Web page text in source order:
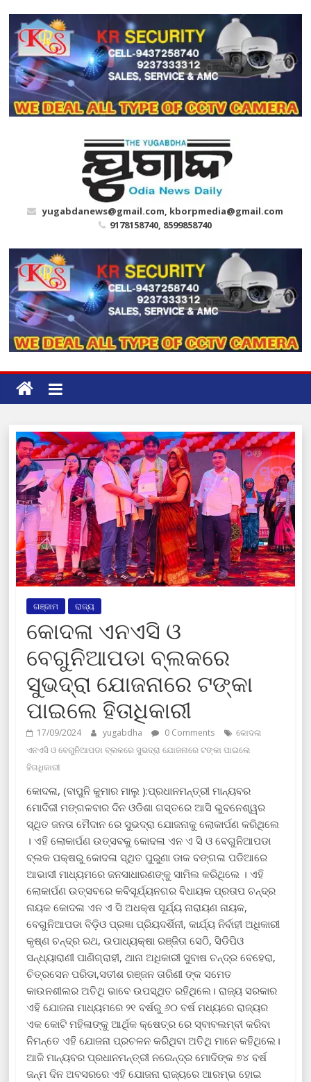
content
yugabdanews@gmail.com, kborpmedia@gmail.com
9178158740, 8599858740
ଗଞ୍ଜାମ ରାଜ୍ୟ
କୋଦଳା ଏନଏସି ଓ
ବେଗୁନିଆପଡା ବ୍ଲକରେ
ସୁଭଦ୍ରା ଯୋଜନାରେ ଟଙ୍କା
ପାଇଲେ ହିତାଧିକାରୀ
17/09/2024 yugabdha 0 Comments
କୋଦଳା
ଏନଏସି ଓ ବେଗୁନିଆପଡା ବ୍ଲକରେ ସୁଭଦ୍ରା ଯୋଜନାରେ ଟଙ୍କା ପାଇଲେ
ହିତାଧିକାରୀ
କୋଦଳା, (ବାପୁନି କୁମାର ମାଲୁ ):ପ୍ରଧାନମନ୍ତ୍ରୀ ମାନ୍ୟବର
ମୋଦିଜୀ ମଙ୍ଗଳବାର ଦିନ ଓଡିଶା ଗସ୍ତରେ ଆସି ଭୁବନେଶ୍ୱର
ସ୍ଥିତ ଜନତା ମୈଦାନ ରେ ସୁଭଦ୍ରା ଯୋଜନାକୁ ଲୋକାର୍ପଣ କରିଥିଲେ
। ଏହି ଲୋକାର୍ପଣ ଉତ୍ସବକୁ କୋଦଳା ଏନ ଏ ସି ଓ ବେଗୁନିଆପଡା
ବ୍ଲକ ପକ୍ଷରୁ କୋଦଳା ସ୍ଥିତ ପୁରୁଣା ଡାକ ବଙ୍ଗଳା ପଡିଆରେ
ଆଭାସୀ ମାଧ୍ୟମରେ ଜନସାଧାରଣଙ୍କୁ ସାମିଲ କରିଥିଲେ । ଏହି
ଲୋକାର୍ପଣ ଉତ୍ସବରେ କବିସୂର୍ଯ୍ୟନଗର ବିଧାୟକ ପ୍ରତାପ ଚନ୍ଦ୍ର
ନାୟକ କୋଦଳା ଏନ ଏ ସି ଅଧକ୍ଷ ସୂର୍ଯ୍ୟ ନାରାୟଣ ନାୟକ,
ବେଗୁନିଆପଡା ବିଡ଼ିଓ ପ୍ରଜ୍ଞା ପ୍ରିୟଦର୍ଶିନୀ, କାର୍ଯ୍ୟ ନିର୍ବାହୀ ଅଧିକାରୀ
କୃଷ୍ଣ ଚନ୍ଦ୍ର ରଥ, ଉପାଧ୍ୟକ୍ଷା ରଞ୍ଜିତା ସେଠି, ସିଡିପିଓ
ସନ୍ଧ୍ୟାରାଣୀ ପାଣିଗ୍ରାହୀ, ଥାନା ଅଧିକାରୀ ସୁବାଷ ଚନ୍ଦ୍ର ବେହେରା,
ଚିତ୍ରସେନ ପରିଡା,ସତୀଶ ରଞ୍ଜନ ତାରିଣୀ ଙ୍କ ସମେତ
କାଉନଶୀଲର ଅତିଥି ଭାବେ ଉପସ୍ଥିତ ରହିଥିଲେ। ରାଜ୍ୟ ସରକାର
ଏହି ଯୋଜନା ମାଧ୍ୟମରେ ୨୧ ବର୍ଷରୁ ୬୦ ବର୍ଷ ମଧ୍ୟରେ ରାଜ୍ୟର
ଏକ କୋଟି ମହିଳାଙ୍କୁ ଆର୍ଥିକ କ୍ଷେତ୍ର ରେ ସ୍ବାବଲମ୍ବୀ କରିବା
ନିମନ୍ତେ ଏହି ଯୋଜନା ପ୍ରଚଳନ କରିଥିବା ଅତିଥି ମାନେ କହିଥିଲେ।
ଆଜି ମାନ୍ୟବର ପ୍ରଧାନମନ୍ତ୍ରୀ ନରେନ୍ଦ୍ର ମୋଦିଙ୍କ ୭୪ ବର୍ଷ
ଜନ୍ମ ଦିନ ଅବସରରେ ଏହି ଯୋଜନା ରାଜ୍ୟରେ ଆରମ୍ଭ ହୋଇ